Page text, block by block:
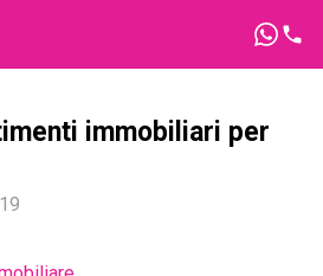
immobiliari per